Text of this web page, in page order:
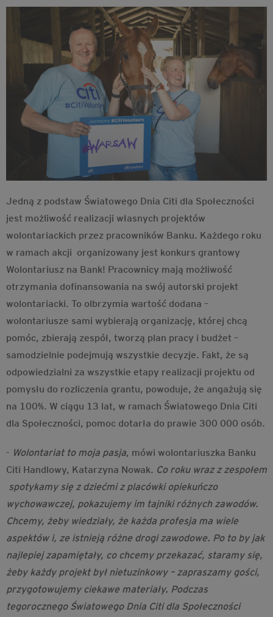
Jedną z podstaw Światowego Dnia Citi dla Społeczności
jest możliwość realizacji własnych projektów
wolontariackich przez pracowników Banku. Każdego roku
w ramach akcji organizowany jest konkurs grantowy
Wolontariusz na Bank! Pracownicy mają możliwość
otrzymania dofinansowania na swój autorski projekt
wolontariacki. To olbrzymia wartość dodana –
wolontariusze sami wybierają organizację, której chcą
pomóc, zbierają zespół, tworzą plan pracy i budżet –
samodzielnie podejmują wszystkie decyzje. Fakt, że są
odpowiedzialni za wszystkie etapy realizacji projektu od
pomysłu do rozliczenia grantu, powoduje, że angażują się
na 100%. W ciągu 13 lat, w ramach Światowego Dnia Citi
dla Społeczności, pomoc dotarła do prawie 300 000 osób.
- Wolontariat to moja pasja, mówi wolontariuszka Banku
Citi Handlowy, Katarzyna Nowak. Co roku wraz z zespołem
spotykamy się z dziećmi z placówki opiekuńczo
wychowawczej, pokazujemy im tajniki różnych zawodów.
Chcemy, żeby wiedziały, że każda profesja ma wiele
aspektów i, ze istnieją różne drogi zawodowe. Po to by jak
najlepiej zapamiętały, co chcemy przekazać, staramy się,
żeby każdy projekt był nietuzinkowy – zapraszamy gości,
przygotowujemy ciekawe materiały. Podczas
tegorocznego Światowego Dnia Citi dla Społeczności